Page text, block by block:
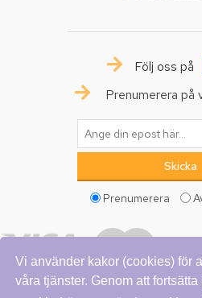
Vi använder kakor (cookies) för
våra tjänster. Genom att
Följ oss på
Prenumerera på
Prenumerera